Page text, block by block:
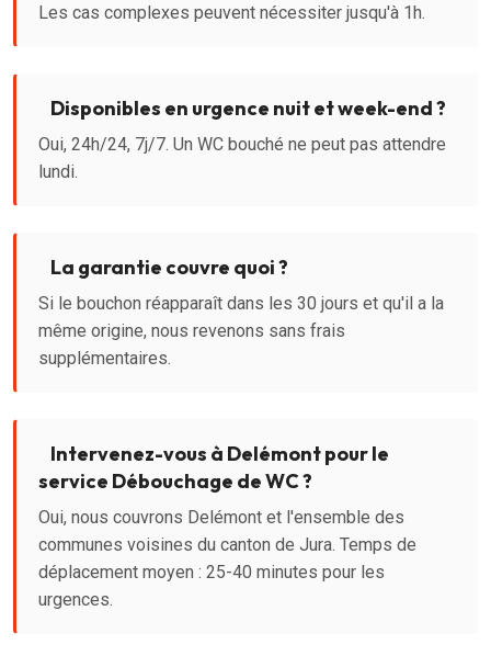
Les cas complexes peuvent nécessiter jusqu'à 1h.
Disponibles en urgence nuit et week-end ?
Oui, 24h/24, 7j/7. Un WC bouché ne peut pas attendre
lundi.
La garantie couvre quoi ?
Si le bouchon réapparaît dans les 30 jours et qu'il a la
même origine, nous revenons sans frais
supplémentaires.
Intervenez-vous à Delémont pour le
service Débouchage de WC ?
Oui, nous couvrons Delémont et l'ensemble des
communes voisines du canton de Jura. Temps de
déplacement moyen : 25-40 minutes pour les
urgences.